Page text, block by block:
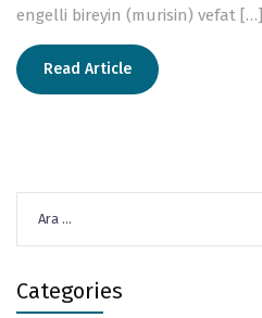
engelli bireyin (murisin) vefat […]
Read Article
Categories